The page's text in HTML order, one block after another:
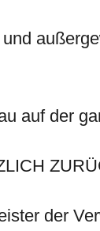
auf der
der